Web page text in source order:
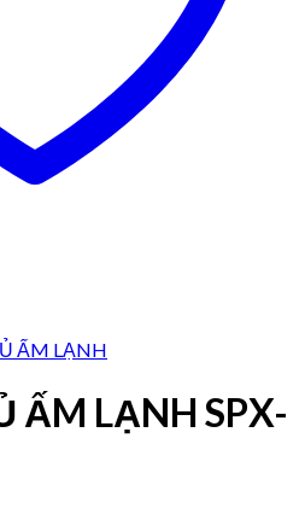
ẤM LẠNH
ẤM LẠNH SPX-